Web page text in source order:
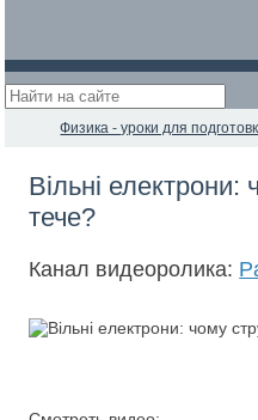
Физика - уроки для
Вільні електрони:
тече?
Канал видеоролика: